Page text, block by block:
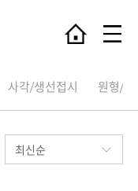
사각/생선접시 원형/타